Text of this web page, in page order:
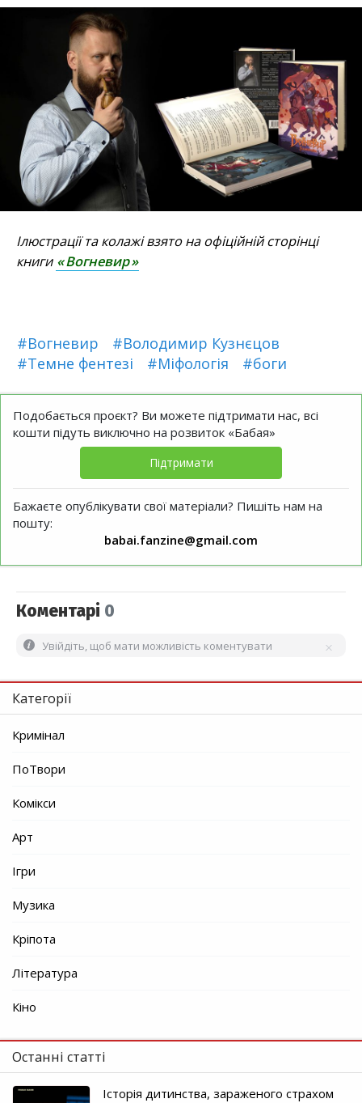
Ілюстрації та колажі взято на офіційній сторінці
книги «Вогневир»
#Вогневир
#Володимир Кузнєцов
#Темне фентезі
#Міфологія #боги
Подобається проєкт? Ви можете підтримати нас, всі
кошти підуть виключно на розвиток «Бабая»
Підтримати
Бажаєте опублікувати свої матеріали? Пишіть нам на
пошту:
babai.fanzine@gmail.com
Коментарі 0
Увійдіть, щоб мати можливість коментувати
Категорії
Кримінал
ПоТвори
Комікси
Арт
Ігри
Музика
Кріпота
Література
Кіно
Останні статті
Історія дитинства, зараженого страхом